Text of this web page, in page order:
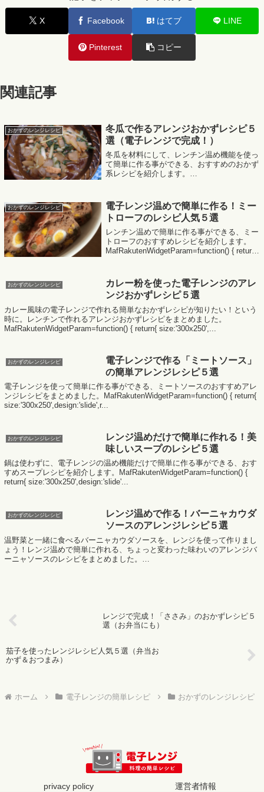
X Facebook はてブ LINE
Pinterest コピー
関連記事
おかずのレンジレシピ
冬瓜で作るアレンジおかずレシピ５
選（電子レンジで完成！）
冬瓜を材料にして、レンチン温め機能を使っ
て簡単に作る事ができる、おすすめのおかず
系レシピを紹介します。
おかずのレンジレシピ
電子レンジ温めで簡単に作る！ミー
トローフのレシピ人気５選
レンチン温めで簡単に作る事ができる、ミー
トローフのおすすめレシピを紹介します。
MafRakutenWidgetParam=function() { return{
おかずのレンジレシピ
カレー粉を使った電子レンジのアレ
ンジおかずレシピ５選
カレー風味の電子レンジで作れる簡単なおかずレシピが知りたい！という
時に。レンチンで作れるアレンジおかずレシピをまとめました。
MafRakutenWidgetParam=function() { return{ size:'300x250',...
おかずのレンジレシピ
電子レンジで作る「ミートソース」
の簡単アレンジレシピ５選
電子レンジを使って簡単に作る事ができる、ミートソースのおすすめアレ
ンジレシピをまとめました。MafRakutenWidgetParam=function() { return{
size:'300x250',design:'slide',r...
おかずのレンジレシピ
レンジ温めだけで簡単に作れる！美
味しいスープのレシピ５選
鍋は使わずに、電子レンジの温め機能だけで簡単に作る事ができる、おす
すめスープレシピを紹介します。MafRakutenWidgetParam=function() {
return{ size:'300x250',design:'slide'...
おかずのレンジレシピ
レンジ温めで作る！バーニャカウダ
ソースのアレンジレシピ５選
温野菜と一緒に食べるバーニャカウダソースを、レンジを使って作りまし
ょう！レンジ温めで簡単に作れる、ちょっと変わった味わいのアレンジバ
ーニャソースのレシピをまとめました。
レンジで完成！「ささみ」のおかずレシピ５
選（お弁当にも）
茄子を使ったレンジレシピ人気５選（弁当お
かず＆おつまみ）
ホーム 電子レンジの簡単レシピ おかずのレンジレシピ
privacy policy 運営者情報